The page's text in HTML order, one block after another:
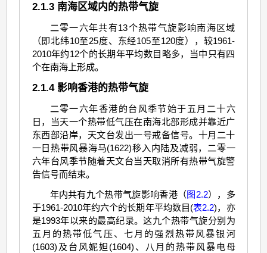
2.1.3 南海区域内的热带气旋
二零一六年共有13个热带气旋影响南海区域
（即北纬10至25度、东经105至120度），较1961-
2010年约12个的长期年平均数目略多，当中只有四
个在南海上形成。
2.1.4 影响香港的热带气旋
二零一六年香港的台风季节始于五月二十六
日，当天一个热带低气压在南海北部形成并靠近广
东西部沿岸，天文台发出一号戒备信号。十月二十
一日热带风暴海马(1622)移入内陆及减弱，二零一
六年台风季节随着天文台当天取消所有热带气旋警
告信号而结束。
年内共有九个热带气旋影响香港（图2.2），多
于1961-2010年约六个的长期年平均数目(表2.2)，亦
是1993年以来的最高纪录。这九个热带气旋分别为
五月的热带低气压、七月的强烈热带风暴银河
(1603)及台风妮妲(1604)、八月的热带风暴电母